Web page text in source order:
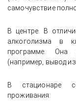
самочувствие
В центре. В
алкоголизма в
программе. Она
(например, вывод
В стационаре
проживания: